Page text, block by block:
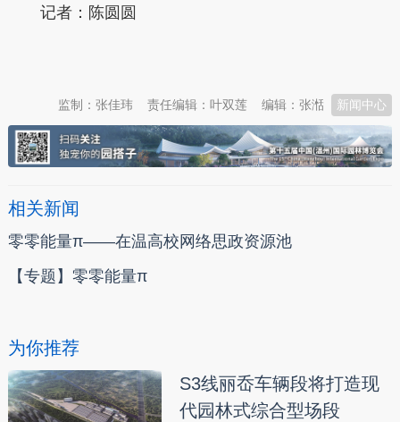
记者： 陈圆圆
新闻中心
编辑：张湉
责任编辑：叶双莲
监制：张佳玮
相关新闻
零零能量π——在温高校网络思政资源池
【专题】零零能量π
为你推荐
S3线丽岙车辆段将打造现
代园林式综合型场段